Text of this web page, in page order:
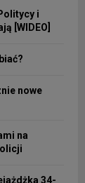
i
[WIDEO]
nowe
na
34-